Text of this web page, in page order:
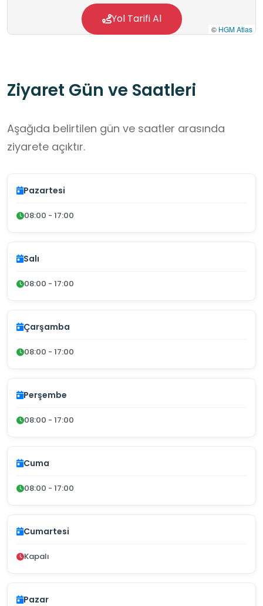
© HGM Atlas
Yol Tarifi Al
Ziyaret Gün ve Saatleri
Aşağıda belirtilen gün ve saatler arasında
ziyarete açıktır.
Pazartesi
08:00 - 17:00
Salı
08:00 - 17:00
Çarşamba
08:00 - 17:00
Perşembe
08:00 - 17:00
Cuma
08:00 - 17:00
Cumartesi
Kapalı
Pazar